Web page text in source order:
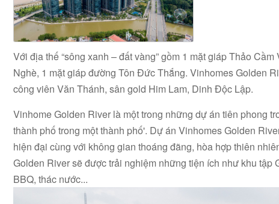
Với địa thế “sông xanh – đất vàng” gồm 1 mặt giáp Thảo
Nghè, 1 mặt giáp đường Tôn Đức Thắng. Vinhomes Golden
công viên Văn Thánh, sân gold Him Lam, Dinh Độc Lập.
Vinhome Golden River là một trong những dự án tiên phong
thành phố trong một thành phố'. Dự án Vinhomes Golden
hiện đại cùng với không gian thoáng đãng, hòa hợp thiên
Golden River sẽ được trải nghiệm những tiện ích như khu tập
BBQ, thác nước...